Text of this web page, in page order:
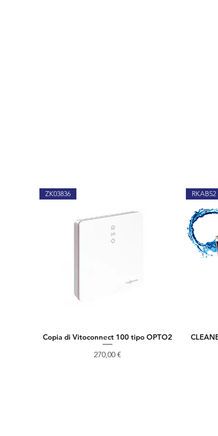
Vista rapida
ZK03836
Copia di Vitoconnect 100 tipo OPTO2
Prezzo
270,00 €
RKAB52